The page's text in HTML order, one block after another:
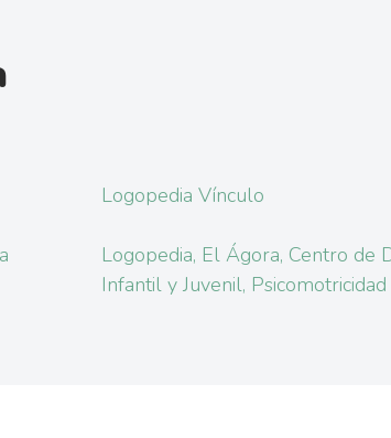
Logopedia Vínculo
Logopedia, El Ágora, Centro de
Infantil y Juvenil, Psicomotricidad